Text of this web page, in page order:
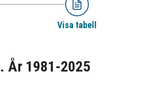
Visa tabell
År 1981-2025